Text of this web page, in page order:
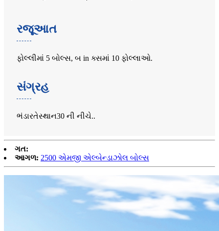
રજૂઆત
ફોલ્લીમાં 5 બોલ્સ, બ in ક્સમાં 10 ફોલ્લાઓ.
સંગ્રહ
ભંડારતેસ્થાન30 ની નીચે..
ગત:
આગળ: 2500 એમજી એલ્બેન્ડાઝોલ બોલ્સ